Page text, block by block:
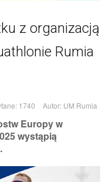
z organizacją
Rumia
1740 Autor: UM Rumia
Europy w
wystąpią